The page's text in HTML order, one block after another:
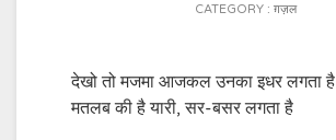
CATEGORY : ग़ज़ल
देखो तो मजमा आजकल उनका इधर लगता है
मतलब की है यारी, सर-बसर लगता है